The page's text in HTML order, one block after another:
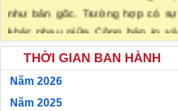
như bản gốc. Trường hợp có sự
khác nhau giữa Công báo in và
Công báo điện tử thì sử dụng
Công báo in làm căn cứ chính
thức." (trích Nghị định số
34/2016/NĐ-CP ngày 14/05/2016
THỜI GIAN BAN HÀNH
Năm 2026
Năm 2025